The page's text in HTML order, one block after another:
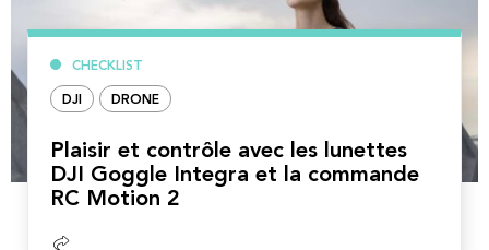
CHECKLIST
DJI DRONE
Plaisir et contrôle avec les lunettes
DJI Goggle Integra et la commande
RC Motion 2
Lire